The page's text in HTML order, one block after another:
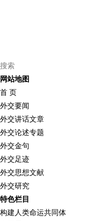
网站地图
首 页
外交要闻
外交讲话文章
外交论述专题
外交金句
外交足迹
外交思想文献
外交研究
特色栏目
构建人类命运共同体